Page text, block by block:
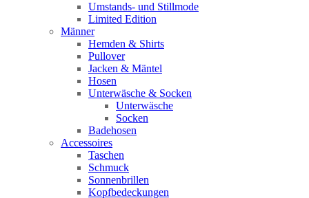
Umstands- und Stillmode
Limited Edition
Männer
Hemden & Shirts
Pullover
Jacken & Mäntel
Hosen
Unterwäsche & Socken
Unterwäsche
Socken
Badehosen
Accessoires
Taschen
Schmuck
Sonnenbrillen
Kopfbedeckungen